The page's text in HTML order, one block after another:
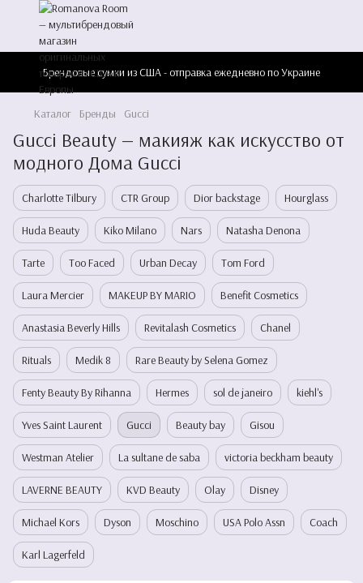
Брендовые сумки из США - отправка ежедневно по Украине
Каталог Бренды Gucci
Gucci Beauty — макияж как искусство от
модного Дома Gucci
Charlotte Tilbury CTR Group Dior backstage Hourglass
Huda Beauty Kiko Milano Nars Natasha Denona
Tarte Too Faced Urban Decay Tom Ford
Laura Mercier MAKEUP BY MARIO Benefit Cosmetics
Anastasia Beverly Hills Revitalash Cosmetics Chanel
Rituals Medik 8 Rare Beauty by Selena Gomez
Fenty Beauty By Rihanna Hermes sol de janeiro kiehl's
Yves Saint Laurent Gucci Beauty bay Gisou
Westman Atelier La sultane de saba victoria beckham beauty
LAVERNE BEAUTY KVD Beauty Olay Disney
Michael Kors Dyson Moschino USA Polo Assn Coach
Karl Lagerfeld